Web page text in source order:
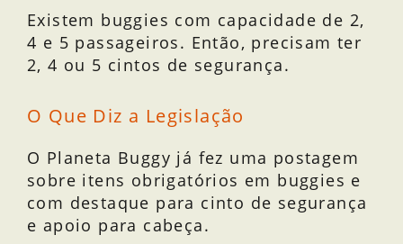
Existem buggies com capacidade de 2,
4 e 5 passageiros. Então, precisam ter
2, 4 ou 5 cintos de segurança.
O Que Diz a Legislação
O Planeta Buggy já fez uma postagem
sobre itens obrigatórios em buggies e
com destaque para cinto de segurança
e apoio para cabeça.